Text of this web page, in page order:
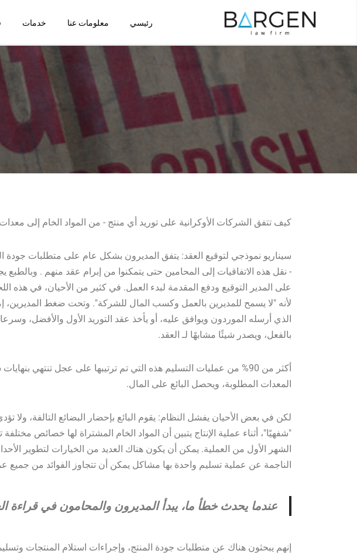
إلى
رئيسي معلومات عنا خدمات
كيف تتفق الشركات الأوكرانية على توريد أي منتج - من المواد الخام إلى معدات
سيناريو نموذجي لتوقيع العقد: يتفق المديرون بشكل عام على متطلبات
- نقل هذه الاتفاقيات إلى المحامين حتى يتمكنوا من إبرام عقد منهم . وبالطبع
على المدير التوقيع ودفع المقدمة لبدء العمل. في كثير من الأحيان، في هذه
لأنه "لا يسمح للمديرين بالعمل وكسب المال للشركة". وتحت ضغط المديرين،
الذي أرسله الموردون ويوافق عليه، أو يأخذ عقد التوريد الأول والأفضل،
بالفعل، ويصدر شيئًا مشابهًا لـ العقد.
أكثر من 90% من عمليات التسليم هذه التي تم ترتيبها على عجل تنتهي
المعدات المطلوبة، ويحصل البائع على المال.
لكن في بعض الأحيان يفشل النظام: يقوم البائع بإحضار البضائع التالفة، ولا
"شفهيًا"، أثناء عملية الإنتاج يتبين أن المواد الخام المشتراة لها خصائص
الشهر الأول من العملية. يمكن أن يكون هناك العديد من الخيارات لتطوير
الناجمة عن عملية تسليم واحدة بها مشاكل يمكن أن تتجاوز الفوائد من جميع
عندما يحدث خطأ ما، يبدأ المديرون والمحامون في
إنهم يبحثون هناك عن متطلبات جودة المنتج، وإجراءات استلام المنتجات